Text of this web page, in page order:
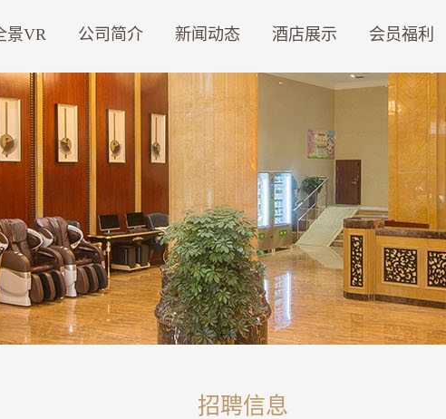
景VR 公司简介 新闻动态 酒店展示 会员福利
招聘信息